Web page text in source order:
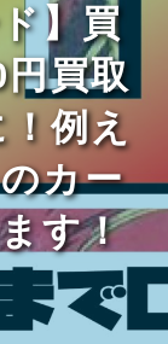
】買
買取
例え
カー
す！